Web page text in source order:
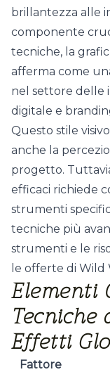
brillantezza alle
componente
tecniche, la
afferma come
nel settore delle
digitale e
Questo stile
anche la
progetto.
efficaci richiede
strumenti
tecniche più
strumenti e le
le offerte di Wild
Elementi
Tecniche
Effetti
Fattore